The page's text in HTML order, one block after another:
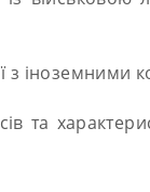
з іноземними
та